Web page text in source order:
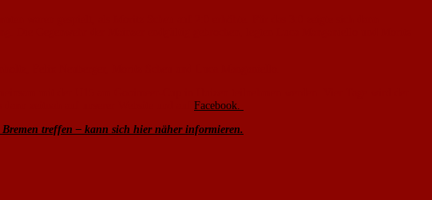
Facebook.
Bremen treffen – kann sich hier näher informieren.